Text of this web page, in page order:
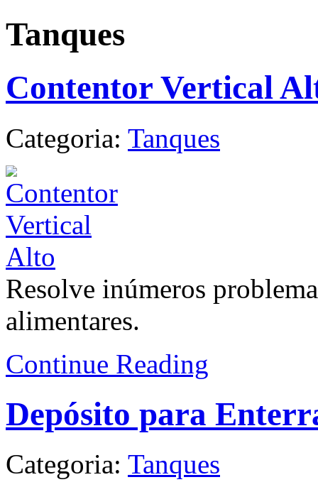
Tanques
Contentor Vertical
Categoria: Tanques
Resolve inúmeros
alimentares.
Continue Reading
Depósito para
Categoria: Tanques